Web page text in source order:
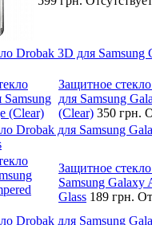
Drobak 3D для Samsung
Защитное
для Samsung
(Clear) 350 грн.
Drobak для Samsung
Защитное
Samsung Galaxy
Glass 189 грн.
Drobak для Samsung